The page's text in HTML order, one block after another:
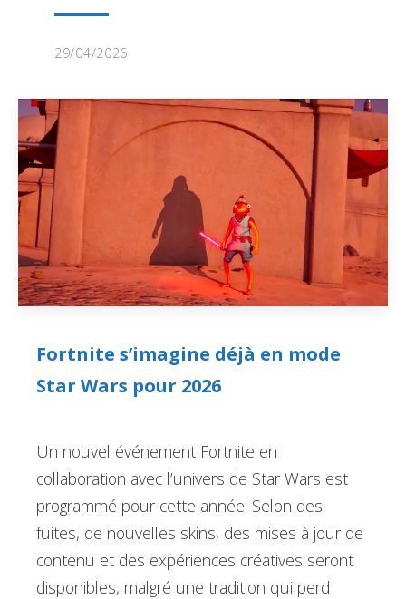
29/04/2026
Fortnite s’imagine déjà en mode
Star Wars pour 2026
Un nouvel événement Fortnite en
collaboration avec l’univers de Star Wars est
programmé pour cette année. Selon des
fuites, de nouvelles skins, des mises à jour de
contenu et des expériences créatives seront
disponibles, malgré une tradition qui perd